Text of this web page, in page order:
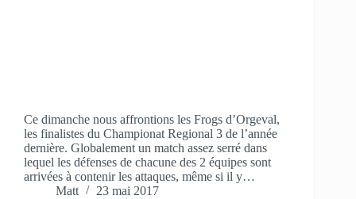
Ce dimanche nous affrontions les Frogs d’Orgeval,
les finalistes du Championat Regional 3 de l’année
dernière. Globalement un match assez serré dans
lequel les défenses de chacune des 2 équipes sont
arrivées à contenir les attaques, même si il y…
Matt
23 mai 2017